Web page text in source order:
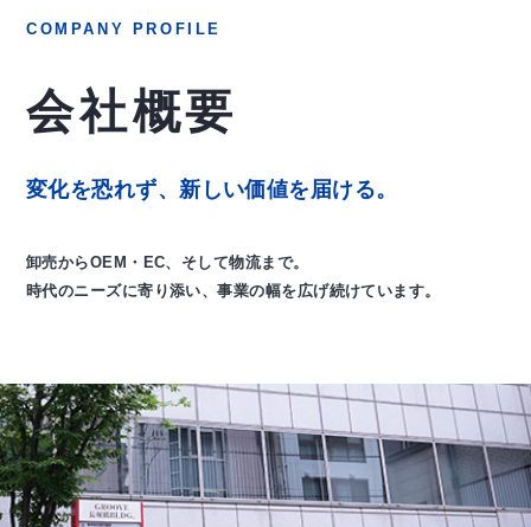
COMPANY PROFILE
会社概要
変化を恐れず、新しい価値を届ける。
卸売からOEM・EC、そして物流まで。
時代のニーズに寄り添い、事業の幅を広げ続けています。